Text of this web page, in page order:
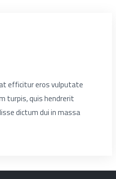
efficitur eros vulputate
turpis, quis hendrerit
dictum dui in massa